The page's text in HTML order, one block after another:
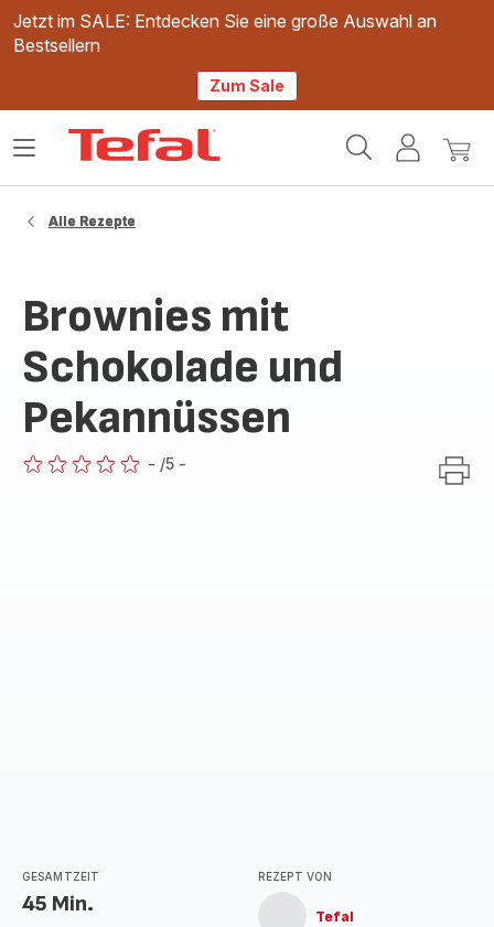
Jetzt im SALE: Entdecken Sie eine große Auswahl an
Bestsellern
Zum Sale
Mein
Mein
Das
Alle Rezepte
Brownies mit
Schokolade und
Pekannüssen
- /5 -
GESAMTZEIT
45 Min.
REZEPT VON
Tefal